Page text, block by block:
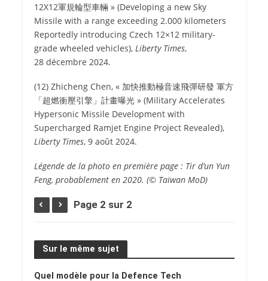
12X12軍規輪型車輛» (Developing a new Sky
Missile with a range exceeding 2.000 kilometers
Reportedly introducing Czech 12×12 military-
grade wheeled vehicles), Liberty Times,
28 décembre 2024.
(12) Zhicheng Chen, « 加快推動極音速飛彈研發 軍方
「超燃衝壓引擎」計畫曝光» (Military Accelerates
Hypersonic Missile Development with
Supercharged Ramjet Engine Project Revealed),
Liberty Times, 9 août 2024.
Légende de la photo en première page : Tir d’un Yun
Feng, probablement en 2020. (© Taïwan MoD)
Page 2 sur 2
Sur le même sujet
Quel modèle pour la Defence Tech